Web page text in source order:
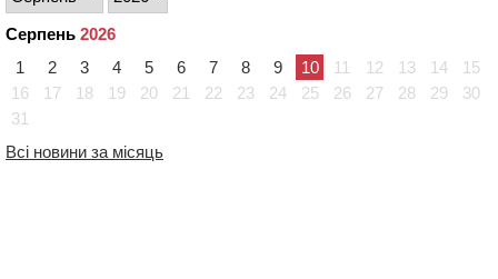
Серпень 2026
1
2 3 4 5 6 7 8 9 10 11 12 13 14
15
16
17 18 19 20 21 22 23 24 25 26 27 28 29
30
31
Всі новини за місяць